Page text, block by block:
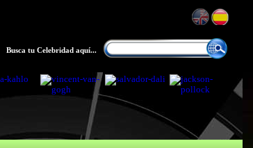
Busca tu Celebridad aquí...